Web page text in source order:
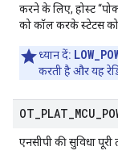
करने के लिए, होस्ट
को कॉल करके स्टेटस को
ध्यान दें:
करती है और यह
OT PLAT MCU
एनसीपी की सुविधा पूरी